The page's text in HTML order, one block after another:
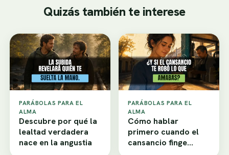
Quizás también te interese
PARÁBOLAS PARA EL
ALMA
Descubre por qué la
lealtad verdadera
nace en la angustia
PARÁBOLAS PARA EL
ALMA
Cómo hablar
primero cuando el
cansancio finge